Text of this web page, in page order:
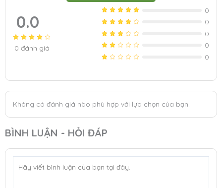
0.0
0 đánh giá
0
0
0
0
0
Không có đánh giá nào phù hợp với lựa chọn của bạn.
BÌNH LUẬN - HỎI ĐÁP